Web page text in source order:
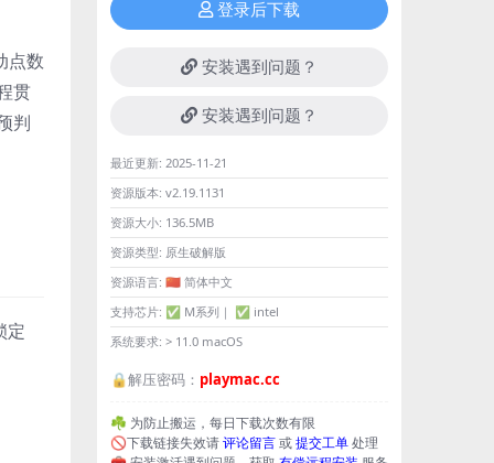
点数
贯
判
定
登录后下载
安装遇到问题？
安装遇到问题？
最近更新: 2025-11-21
资源版本: v2.19.1131
资源大小: 136.5MB
资源类型: 原生破解版
资源语言: 🇨🇳 简体中文
支持芯片: ✅ M系列｜ ✅ intel
系统要求: > 11.0 macOS
🔒解压密码： playmac.cc
☘️ 为防止搬运，每日下载次数有限
🚫下载链接失效请评论留言或提交工单处理